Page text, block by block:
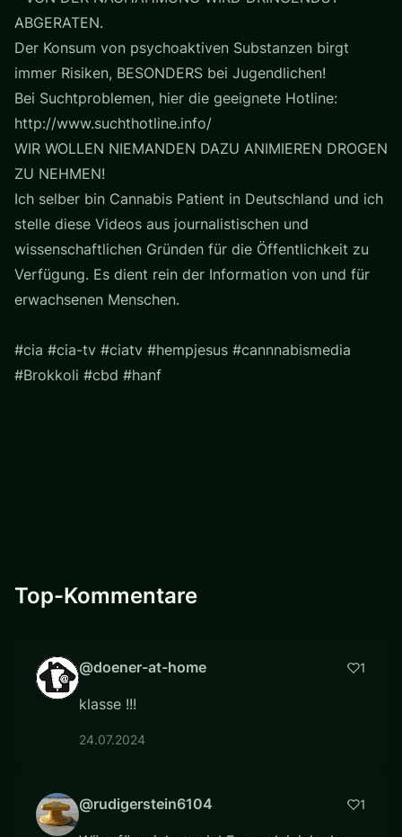
ABGERATEN.
Der Konsum von psychoaktiven Substanzen birgt
immer Risiken, BESONDERS bei Jugendlichen!
Bei Suchtproblemen, hier die geeignete Hotline:
http://www.suchthotline.info/
WIR WOLLEN NIEMANDEN DAZU ANIMIEREN DROGEN
ZU NEHMEN!
Ich selber bin Cannabis Patient in Deutschland und ich
stelle diese Videos aus journalistischen und
wissenschaftlichen Gründen für die Öffentlichkeit zu
Verfügung. Es dient rein der Information von und für
erwachsenen Menschen.
#cia #cia-tv #ciatv #hempjesus #cannnabismedia
#Brokkoli #cbd #hanf
Top-Kommentare
@doener-at-home 1
klasse !!!
24.07.2024
@rudigerstein6104 1